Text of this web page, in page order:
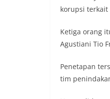
korupsi terkait
Ketiga orang
Agustiani Tio
Penetapan
tim